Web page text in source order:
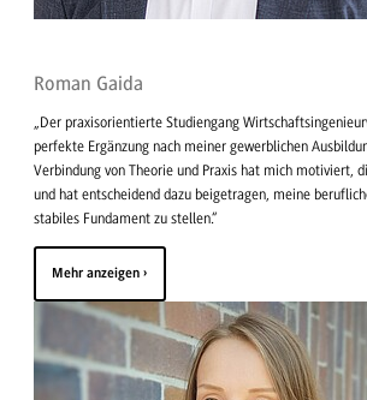
Roman Gaida
„Der praxisorientierte Studiengang
perfekte Ergänzung nach meiner gewerblichen
Verbindung von Theorie und Praxis hat mich motiviert,
und hat entscheidend dazu beigetragen, meine
stabiles Fundament zu stellen.“
Mehr anzeigen